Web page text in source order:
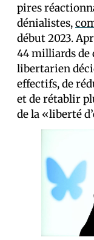
pires
dénialistes,
début 2023.
44 milliards
libertarien
effectifs, de
et de rétablir
de la «liberté